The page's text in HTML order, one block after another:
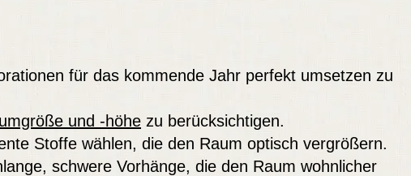
für das kommende Jahr perfekt umsetzen zu
und -höhe zu berücksichtigen.
Stoffe wählen, die den Raum optisch vergrößern.
schwere Vorhänge, die den Raum wohnlicher